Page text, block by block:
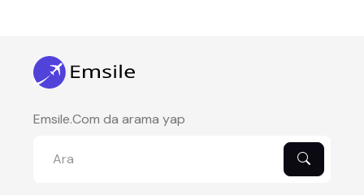
Emsile.Com da arama yap